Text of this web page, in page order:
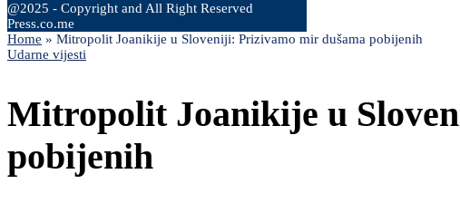
@2025 - Copyright and All Right Reserved
Press.co.me
Home » Mitropolit Joanikije u Sloveniji: Prizivamo mir dušama pobijenih
Udarne vijesti
Mitropolit Joanikije u
pobijenih